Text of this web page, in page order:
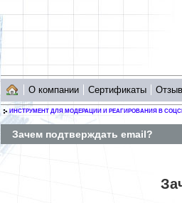
О компании Сертификаты
ИНСТРУМЕНТ ДЛЯ МОДЕРАЦИИ И РЕАГИРОВАНИЯ В
Зачем подтверждать email?